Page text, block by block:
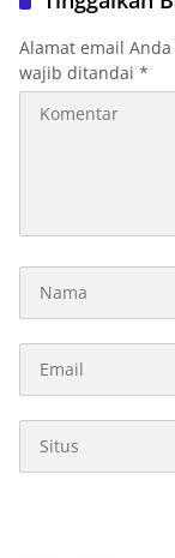
Alamat email
wajib ditandai *